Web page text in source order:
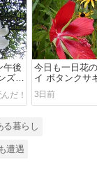
午後
ズも
今日も一日花
イ ボタンクサ
コギクを引っ
3日前
る暮らし
遭遇